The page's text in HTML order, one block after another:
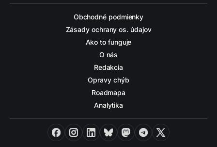
Obchodné podmienky
Zásady ochrany os. údajov
Ako to funguje
O nás
Redakcia
Opravy chýb
Roadmapa
Analytika
FacebookInstagramLinkedInBlueskyMastodon
Telegram
X